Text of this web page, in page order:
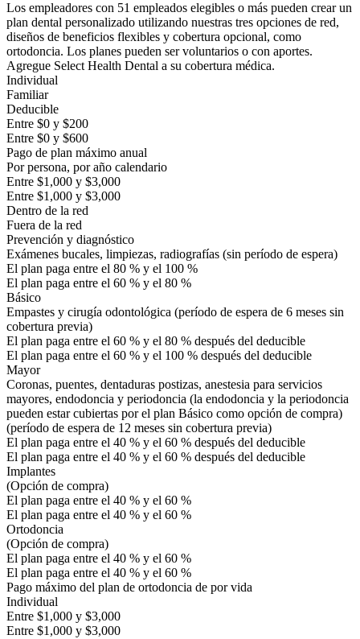
Los empleadores con 51 empleados elegibles o más pueden crear un
plan dental personalizado utilizando nuestras tres opciones de red,
diseños de beneficios flexibles y cobertura opcional, como
ortodoncia. Los planes pueden ser voluntarios o con aportes.
Agregue Select Health Dental a su cobertura médica.
Individual
Familiar
Deducible
Entre $0 y $200
Entre $0 y $600
Pago de plan máximo anual
Por persona, por año calendario
Entre $1,000 y $3,000
Entre $1,000 y $3,000
Dentro de la red
Fuera de la red
Prevención y diagnóstico
Exámenes bucales, limpiezas, radiografías (sin período de espera)
El plan paga entre el 80 % y el 100 %
El plan paga entre el 60 % y el 80 %
Básico
Empastes y cirugía odontológica (período de espera de 6 meses sin
cobertura previa)
El plan paga entre el 60 % y el 80 % después del deducible
El plan paga entre el 60 % y el 100 % después del deducible
Mayor
Coronas, puentes, dentaduras postizas, anestesia para servicios
mayores, endodoncia y periodoncia (la endodoncia y la periodoncia
pueden estar cubiertas por el plan Básico como opción de compra)
(período de espera de 12 meses sin cobertura previa)
El plan paga entre el 40 % y el 60 % después del deducible
El plan paga entre el 40 % y el 60 % después del deducible
Implantes
(Opción de compra)
El plan paga entre el 40 % y el 60 %
El plan paga entre el 40 % y el 60 %
Ortodoncia
(Opción de compra)
El plan paga entre el 40 % y el 60 %
El plan paga entre el 40 % y el 60 %
Pago máximo del plan de ortodoncia de por vida
Individual
Entre $1,000 y $3,000
Entre $1,000 y $3,000